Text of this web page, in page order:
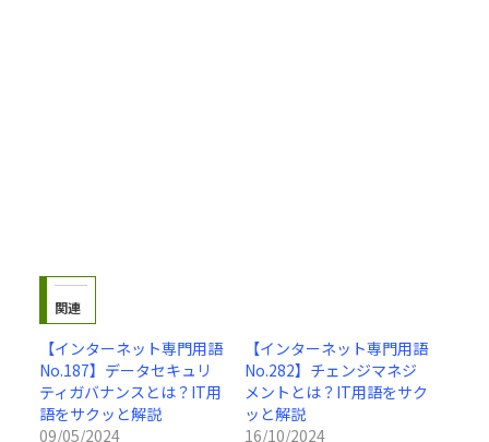
関連
【インターネット専門用語
No.187】データセキュリ
ティガバナンスとは？IT用
語をサクッと解説
09/05/2024
【インターネット専門用語
No.282】チェンジマネジ
メントとは？IT用語をサク
ッと解説
16/10/2024